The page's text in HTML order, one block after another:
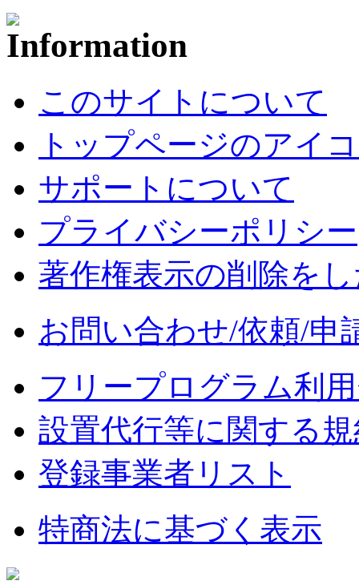
このサイトについて
トップページのアイ
サポートについて
プライバシーポリシー
著作権表示の削除を
お問い合わせ/依頼/申
フリープログラム利
設置代行等に関する
登録事業者リスト
特商法に基づく表示